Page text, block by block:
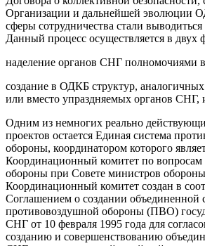
Организации и дальнейшей эволюции
сферы сотрудничества стали
Данный процесс осуществляется в двух
наделение органов СНГ
создание в ОДКБ структур,
или вместо упраздняемых органов СНГ,
Одним из немногих реально
проектов остается Единая система
обороны, координатором которого
Координационный комитет по
обороны при Совете министров
Координационный комитет создан в
Соглашением о создании объединенной
противовоздушной обороны (ПВО)
СНГ от 10 февраля 1995 года для
созданию и совершенствованию